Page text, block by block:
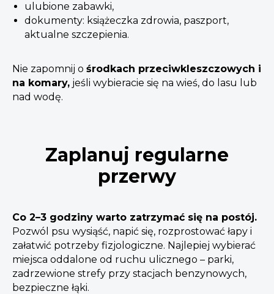
ulubione zabawki,
dokumenty: książeczka zdrowia, paszport,
aktualne szczepienia.
Nie zapomnij o środkach przeciwkleszczowych i
na komary, jeśli wybieracie się na wieś, do lasu lub
nad wodę.
Zaplanuj regularne
przerwy
Co 2–3 godziny warto zatrzymać się na postój.
Pozwól psu wysiąść, napić się, rozprostować łapy i
załatwić potrzeby fizjologiczne. Najlepiej wybierać
miejsca oddalone od ruchu ulicznego – parki,
zadrzewione strefy przy stacjach benzynowych,
bezpieczne łąki.